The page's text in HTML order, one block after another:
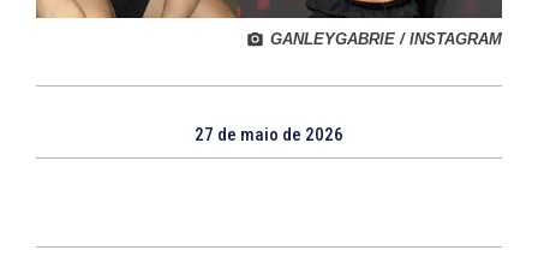
GANLEYGABRIE / INSTAGRAM
27 de maio de 2026